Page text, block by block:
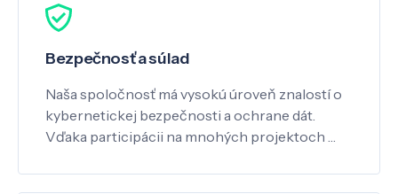
Bezpečnosť a súlad
Naša spoločnosť má vysokú úroveň znalostí o
kybernetickej bezpečnosti a ochrane dát.
Vďaka participácii na mnohých projektoch …